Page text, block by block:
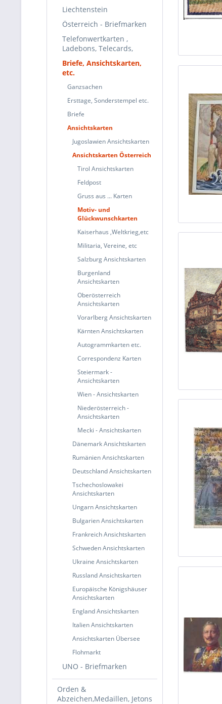
Liechtenstein
Österreich - Briefmarken
Telefonwertkarten ,
Ladebons, Telecards,
Briefe, Ansichtskarten,
etc.
Ganzsachen
Ersttage, Sonderstempel etc.
Briefe
Ansichtskarten
Jugoslawien Ansichtskarten
Ansichtskarten Österreich
Tirol Ansichtskarten
Feldpost
Gruss aus ... Karten
Motiv- und
Glückwunschkarten
Kaiserhaus ,Weltkrieg,etc
Militaria, Vereine, etc
Salzburg Ansichtskarten
Burgenland
Ansichtskarten
Oberösterreich
Ansichtskarten
Vorarlberg Ansichtskarten
Kärnten Ansichtskarten
Autogrammkarten etc.
Correspondenz Karten
Steiermark -
Ansichtskarten
Wien - Ansichtskarten
Niederösterreich -
Ansichtskarten
Mecki - Ansichtskarten
Dänemark Ansichtskarten
Rumänien Ansichtskarten
Deutschland Ansichtskarten
Tschechoslowakei
Ansichtskarten
Ungarn Ansichtskarten
Bulgarien Ansichtskarten
Frankreich Ansichtskarten
Schweden Ansichtskarten
Ukraine Ansichtskarten
Russland Ansichtskarten
Europäische Königshäuser
Ansichtskarten
England Ansichtskarten
Italien Ansichtskarten
Ansichtskarten Übersee
Flohmarkt
UNO - Briefmarken
Orden &
Abzeichen,Medaillen, Jetons